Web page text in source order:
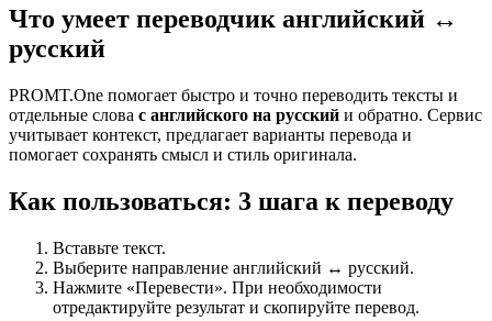
Что умеет переводчик английский ↔
русский
PROMT.One помогает быстро и точно переводить тексты и
отдельные слова с английского на русский и обратно. Сервис
учитывает контекст, предлагает варианты перевода и
помогает сохранять смысл и стиль оригинала.
Как пользоваться: 3 шага к переводу
Вставьте текст.
Выберите направление английский ↔ русский.
Нажмите «Перевести». При необходимости
отредактируйте результат и скопируйте перевод.